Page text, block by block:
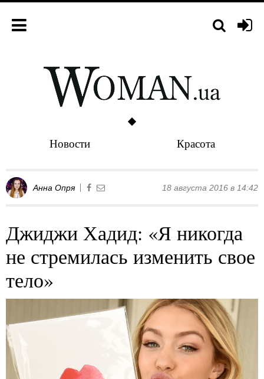
Новости Красота
Анна Опря 18 августа 2016 в 14:42
Джиджи Хадид: «Я никогда
не стремилась изменить свое
тело»